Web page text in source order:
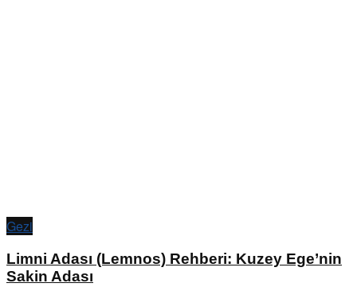
Gezi
Limni Adası (Lemnos) Rehberi: Kuzey Ege’nin
Sakin Adası